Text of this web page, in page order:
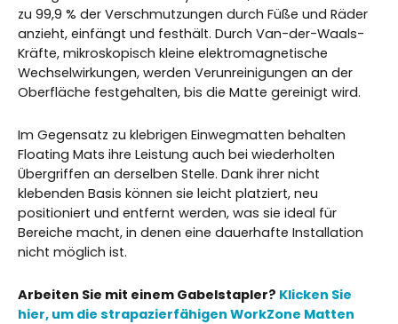
zu 99,9 % der Verschmutzungen durch Füße und Räder
anzieht, einfängt und festhält. Durch Van-der-Waals-
Kräfte, mikroskopisch kleine elektromagnetische
Wechselwirkungen, werden Verunreinigungen an der
Oberfläche festgehalten, bis die Matte gereinigt wird.
Im Gegensatz zu klebrigen Einwegmatten behalten
Floating Mats ihre Leistung auch bei wiederholten
Übergriffen an derselben Stelle. Dank ihrer nicht
klebenden Basis können sie leicht platziert, neu
positioniert und entfernt werden, was sie ideal für
Bereiche macht, in denen eine dauerhafte Installation
nicht möglich ist.
Arbeiten Sie mit einem Gabelstapler? Klicken Sie
hier, um die strapazierfähigen WorkZone Matten